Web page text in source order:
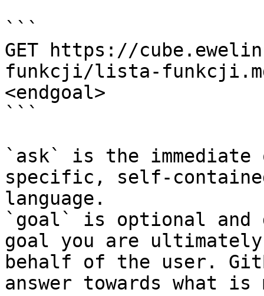
```
GET https://
funkcji/lista-
<endgoal>
```
`ask` is the
specific, self-
language.
`goal` is optional and
goal you are
behalf of the user.
answer towards what